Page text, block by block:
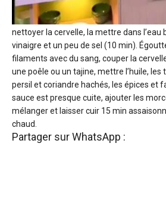
nettoyer la cervelle, la mettre dans l’eau
vinaigre et un peu de sel (10 min).
filaments avec du sang, couper la
une poêle ou un tajine, mettre l’huile, les
persil et coriandre hachés, les épices et
sauce est presque cuite, ajouter les
mélanger et laisser cuir 15 min
chaud.
Partager sur WhatsApp :